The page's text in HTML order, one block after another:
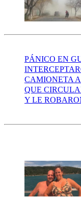
PÁNICO EN
CAMIONETA
QUE
Y LE